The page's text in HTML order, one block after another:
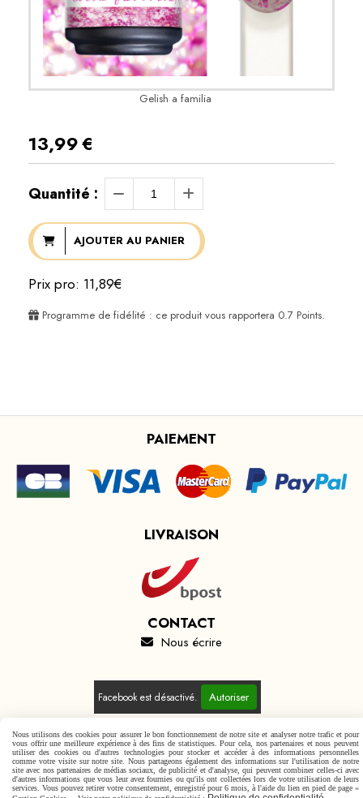
Gelish a familia
13,99€
Quantité :
AJOUTER AU PANIER
Prix pro: 11,89€
Programme de fidélité : ce produit vous rapportera 0.7 Points.
PAIEMENT
LIVRAISON
CONTACT
 Nous écrire
Facebook est désactivé. Autoriser
Mentions Légales
Conditions générales de vente
Politique de confidentialité
Gestion cookies Mon Compte
Nous utilisons des cookies pour assurer le bon fonctionnement de notre site et analyser notre trafic et pour
vous offrir une meilleure expérience à des fins de statistiques. Pour cela, nos partenaires et nous peuvent
utiliser des cookies ou d'autres technologies pour stocker et accéder à des informations personnelles
comme votre visite sur notre site. Nous partageons également des informations sur l'utilisation de notre
site avec nos partenaires de médias sociaux, de publicité et d'analyse, qui peuvent combiner celles-ci avec
d'autres informations que vous leur avez fournies ou qu'ils ont collectées lors de votre utilisation de leurs
services. Vous pouvez retirer votre consentement, enregistré pour 6 mois, à l'aide du lien en pied de page «